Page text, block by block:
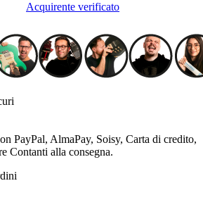
Acquirente verificato
PayPal, AlmaPay, Soisy, Carta di credito,
Contanti alla consegna.